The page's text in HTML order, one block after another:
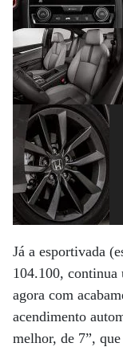
Já a esportivada
104.100, continua
agora com
acendimento
melhor, de 7”,